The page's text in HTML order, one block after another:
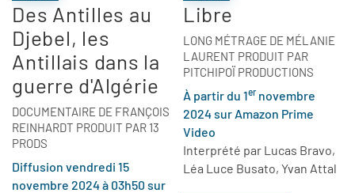
Des Antilles au
Djebel, les
Antillais dans la
guerre d'Algérie
DOCUMENTAIRE DE FRANÇOIS
REINHARDT PRODUIT PAR 13
PRODS
Diffusion vendredi 15
novembre 2024 à 03h50 sur
Libre
LONG MÉTRAGE DE MÉLANIE
LAURENT PRODUIT PAR
PITCHIPOÏ PRODUCTIONS
À partir du 1ernovembre
2024 sur Amazon Prime
Video
Interprété par Lucas Bravo,
Léa Luce Busato, Yvan Attal